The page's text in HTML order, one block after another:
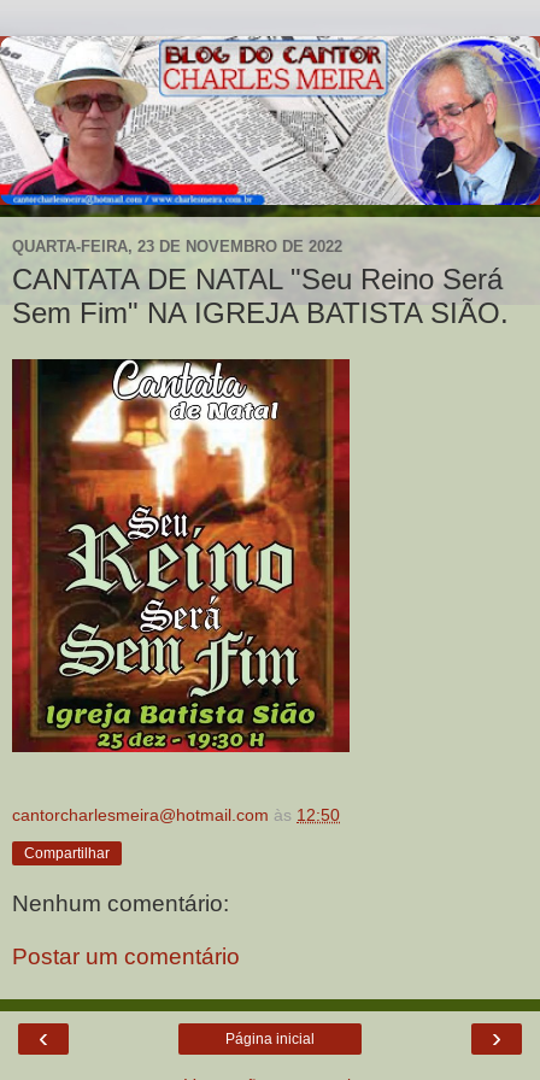
QUARTA-FEIRA, 23 DE NOVEMBRO DE 2022
CANTATA DE NATAL "Seu Reino Será
Sem Fim" NA IGREJA BATISTA SIÃO.
cantorcharlesmeira@hotmail.com às 12:50
Compartilhar
Nenhum comentário:
Postar um comentário
‹ ›
Página inicial